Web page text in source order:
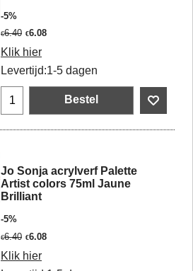
-5%
€6.40 €6.08
Klik hier
Levertijd:1-5 dagen
Bestel
Jo Sonja acrylverf Palette
Artist colors 75ml Jaune
Brilliant
-5%
€6.40 €6.08
Klik hier